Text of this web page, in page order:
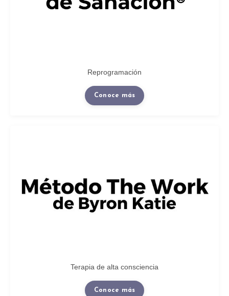
Reprogramación
Conoce más
Terapia de alta consciencia
Conoce más